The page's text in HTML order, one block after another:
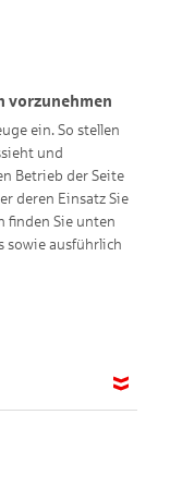
vorzunehmen
ein. So stellen
und
Betrieb der Seite
deren Einsatz Sie
finden Sie unten
sowie ausführlich